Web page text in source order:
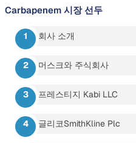
Carbapenem 시장 선두
회사 소개
머스크와 주식회사
프레스티지 Kabi LLC
글리코SmithKline Plc